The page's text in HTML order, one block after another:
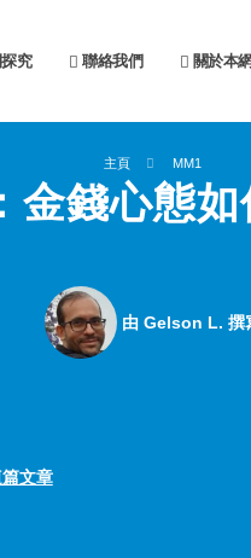
究 聯絡我們 關於本
主頁 MM1
金錢心態
由 Gelson L. 撰
文章